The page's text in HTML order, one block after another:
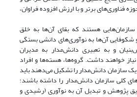
فناوری‌های برتر و با ارزش افزوده فراوان،
هستند که بقای آن‌ها به خلق
آن‌ها به نوآوری‌های دانشی بستگی
و به تعبیری دانش‌مدار به مدیران
خواهند داشت. گروه‌ها، هسته‌ها و افراد
سازمان دانش‌مدار را تشکیل می‌دهند باید
کلی سازمان دانش‌مدار را داشته باشند؛
پژوهش و تبدیل آن به نوآوری (رشیدی و